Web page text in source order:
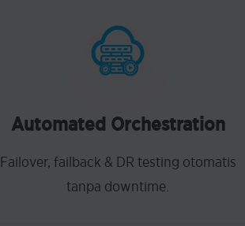
Automated Orchestration
Failover, failback & DR testing otomatis
tanpa downtime.